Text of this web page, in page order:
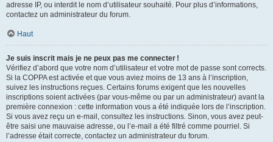
adresse IP, ou interdit le nom d’utilisateur souhaité. Pour plus d’informations,
contactez un administrateur du forum.
Haut
Je suis inscrit mais je ne peux pas me connecter !
Vérifiez d’abord que votre nom d’utilisateur et votre mot de passe sont corrects.
Si la COPPA est activée et que vous aviez moins de 13 ans à l’inscription,
suivez les instructions reçues. Certains forums exigent que les nouvelles
inscriptions soient activées (par vous-même ou par un administrateur) avant la
première connexion : cette information vous a été indiquée lors de l’inscription.
Si vous avez reçu un e-mail, consultez les instructions. Sinon, vous avez peut-
être saisi une mauvaise adresse, ou l’e-mail a été filtré comme pourriel. Si
l’adresse était correcte, contactez un administrateur du forum.